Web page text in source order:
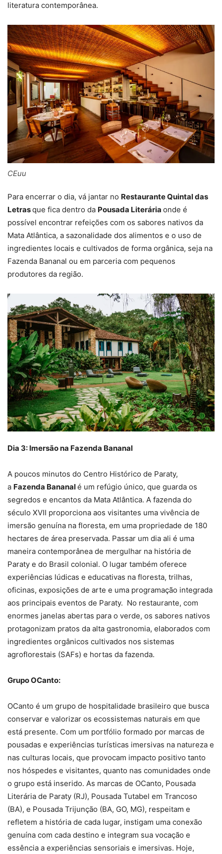
literatura contemporânea.
CEuu
Para encerrar o dia, vá jantar no Restaurante Quintal das
Letrasque fica dentro da Pousada Literária onde é
possível encontrar refeições com os sabores nativos da
Mata Atlântica, a sazonalidade dos alimentos e o uso de
ingredientes locais e cultivados de forma orgânica, seja na
Fazenda Bananal ou em parceria com pequenos
produtores da região.
Dia 3: Imersão na Fazenda Bananal
A poucos minutos do Centro Histórico de Paraty,
a Fazenda Bananalé um refúgio único, que guarda os
segredos e encantos da Mata Atlântica. A fazenda do
século XVII proporciona aos visitantes uma vivência de
imersão genuína na floresta, em uma propriedade de 180
hectares de área preservada. Passar um dia ali é uma
maneira contemporânea de mergulhar na história de
Paraty e do Brasil colonial. O lugar também oferece
experiências lúdicas e educativas na floresta, trilhas,
oficinas, exposições de arte e uma programação integrada
aos principais eventos de Paraty. No restaurante, com
enormes janelas abertas para o verde, os sabores nativos
protagonizam pratos da alta gastronomia, elaborados com
ingredientes orgânicos cultivados nos sistemas
agroflorestais (SAFs) e hortas da fazenda.
Grupo OCanto:
OCanto é um grupo de hospitalidade brasileiro que busca
conservar e valorizar os ecossistemas naturais em que
está presente. Com um portfólio formado por marcas de
pousadas e experiências turísticas imersivas na natureza e
nas culturas locais, que provocam impacto positivo tanto
nos hóspedes e visitantes, quanto nas comunidades onde
o grupo está inserido. As marcas de OCanto, Pousada
Literária de Paraty (RJ), Pousada Tutabel em Trancoso
(BA), e Pousada Trijunção (BA, GO, MG), respeitam e
refletem a história de cada lugar, instigam uma conexão
genuína com cada destino e integram sua vocação e
essência a experiências sensoriais e imersivas. Hoje,